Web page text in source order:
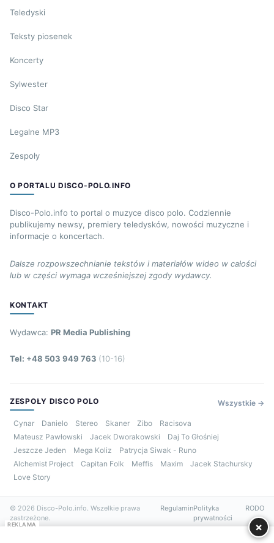
Teledyski
Teksty piosenek
Koncerty
Sylwester
Disco Star
Legalne MP3
Zespoły
O PORTALU DISCO-POLO.INFO
Disco-Polo.info to portal o muzyce disco polo. Codziennie
publikujemy newsy, premiery teledysków, nowości muzyczne i
informacje o koncertach.
Dalsze rozpowszechnianie tekstów i materiałów wideo w całości
lub w części wymaga wcześniejszej zgody wydawcy.
KONTAKT
Wydawca: PR Media Publishing
Tel: +48 503 949 763 (10-16)
ZESPOŁY DISCO POLO Wszystkie →
Cynar Danielo Stereo Skaner Zibo
Racisova
Mateusz Pawłowski
Jacek Dworakowski
Daj To Głośniej
Jeszcze Jeden
Mega Koliz
Patrycja Siwak - Runo
Alchemist Project
Capitan Folk Meffis Maxim
Jacek Stachursky
Love Story
© 2026 Disco-Polo.info. Wszelkie prawa
zastrzeżone.
RegulaminPolityka
prywatności
RODO
REKLAMA ×